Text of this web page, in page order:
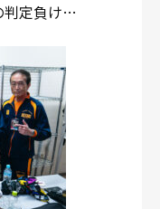
第2原嶋ビル1F
祝 14:00〜19:00
判定負け…